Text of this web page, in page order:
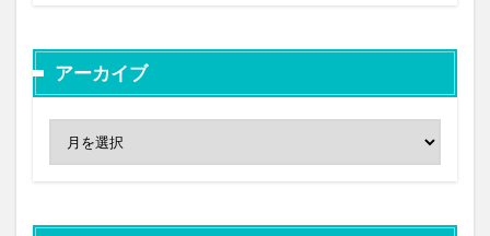
アーカイブ